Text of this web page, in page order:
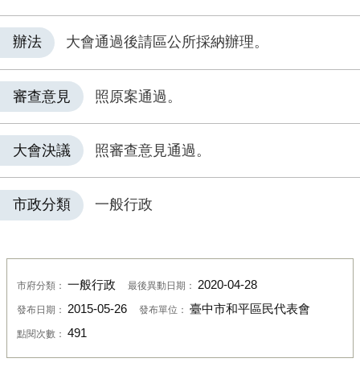
辦法 大會通過後請區公所採納辦理。
審查意見 照原案通過。
大會決議 照審查意見通過。
市政分類 一般行政
市府分類： 一般行政 最後異動日期： 2020-04-28
發布日期： 2015-05-26 發布單位： 臺中市和平區民代表會
點閱次數： 491